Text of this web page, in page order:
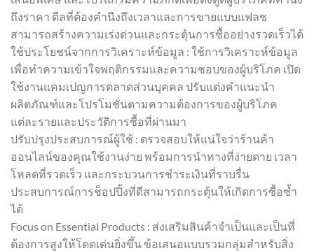
ถึงราคา ดีลที่ต้องคำนึงถึงเวลาและการขายแบบแฟลช
สามารถสร้างความเร่งด่วนและกระตุ้นการซื้ออย่างรวดเร็วได้
ใช้ประโยชน์จากการวิเคราะห์ข้อมูล : ใช้การวิเคราะห์ข้อมูล
เพื่อทำความเข้าใจพฤติกรรมและความชอบของผู้บริโภค เปิด
ใช้งานแคมเปญการตลาดส่วนบุคคล ปรับแต่งคำแนะนำ
ผลิตภัณฑ์และโปรโมชั่นตามความต้องการของผู้บริโภค
แต่ละรายและประวัติการซื้อที่ผ่านมา
ปรับปรุงประสบการณ์ผู้ใช้ : ตรวจสอบให้แน่ใจว่าร้านค้า
ออนไลน์ของคุณใช้งานง่าย พร้อมการนำทางที่ง่ายดาย เวลา
โหลดที่รวดเร็ว และกระบวนการชำระเงินที่ราบรื่น
ประสบการณ์การช็อปปิ้งที่ดีสามารถกระตุ้นให้เกิดการซื้อซ้ำ
ได้
Focus on Essential Products : ส่งเสริมสินค้าจำเป็นและเป็นที่
ต้องการสูงให้โดดเด่นยิ่งขึ้น ข้อเสนอแบบรวมกลุ่มสำหรับสิ่ง